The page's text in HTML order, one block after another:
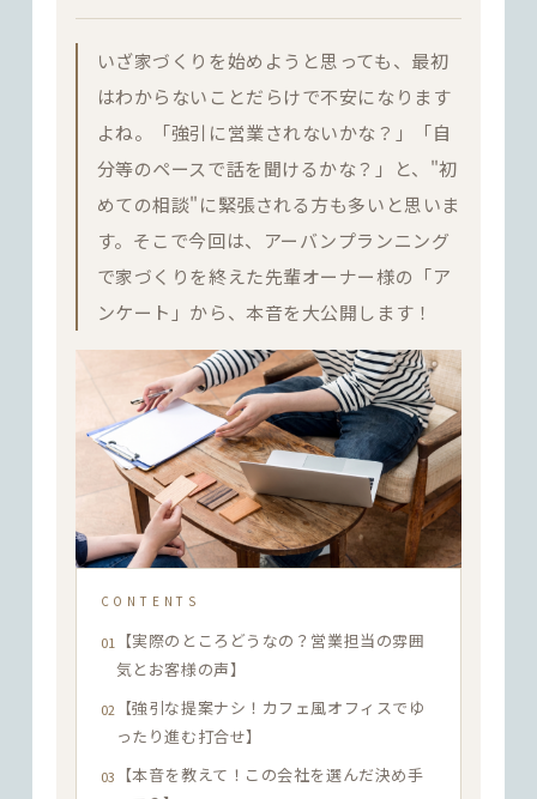
いざ家づくりを始めようと思っても、最初
はわからないことだらけで不安になります
よね。「強引に営業されないかな？」「自
分等のペースで話を聞けるかな？」と、"初
めての相談"に緊張される方も多いと思いま
す。そこで今回は、アーバンプランニング
で家づくりを終えた先輩オーナー様の「ア
ンケート」から、本音を大公開します！
CONTENTS
【実際のところどうなの？営業担当の雰囲
気とお客様の声】
【強引な提案ナシ！カフェ風オフィスでゆ
ったり進む打合せ】
【本音を教えて！この会社を選んだ決め手